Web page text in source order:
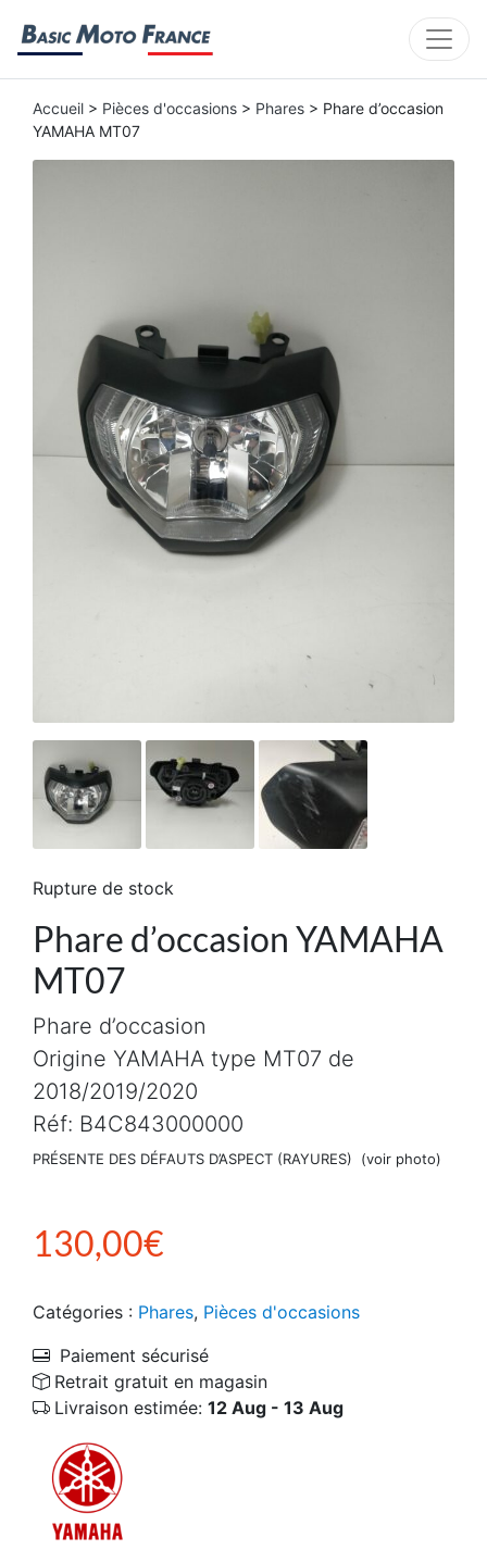
Accueil > Pièces d'occasions > Phares > Phare d’occasion
YAMAHA MT07
Phare d’occasion YAMAHA
MT07
130,00€
Phare d’occasion
Origine YAMAHA type MT07 de
2018/2019/2020
Réf: B4C843000000
PRÉSENTE DES DÉFAUTS D’ASPECT (RAYURES) (voir photo)
Rupture de stock
Catégories : Phares, Pièces d'occasions
Paiement sécurisé
Retrait gratuit en magasin
Livraison estimée: 12 Aug - 13 Aug